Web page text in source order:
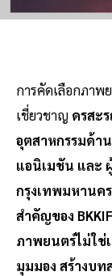
การคัดเลือกภาพ
เชี่ยวชาญ ดรสะ
อุตสาหกรรมด้า
แอนิเมชัน และ
กรุงเทพมหานค
สำคัญของ
ภาพยนตร์ไม่ใช่
มุมมอง สร้างบ